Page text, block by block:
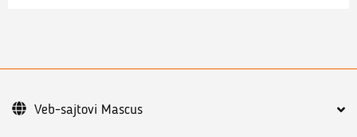
Veb-sajtovi Mascus